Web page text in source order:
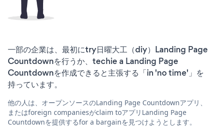
一部の企業は、最初にtry日曜大工（diy）Landing Page
Countdownを行うか、techie a Landing Page
Countdownを作成できると主張する「in 'no time'」を
持っています。
他の人は、オープンソースのLanding Page Countdownアプリ、
またはforeign companiesがclaim toアプリLanding Page
Countdownを提供するfor a bargainを見つけようとします。